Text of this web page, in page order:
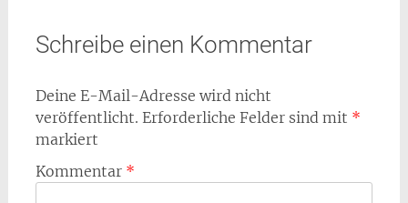
Schreibe einen Kommentar
Deine E-Mail-Adresse wird nicht
veröffentlicht. Erforderliche Felder sind mit *
markiert
Kommentar *